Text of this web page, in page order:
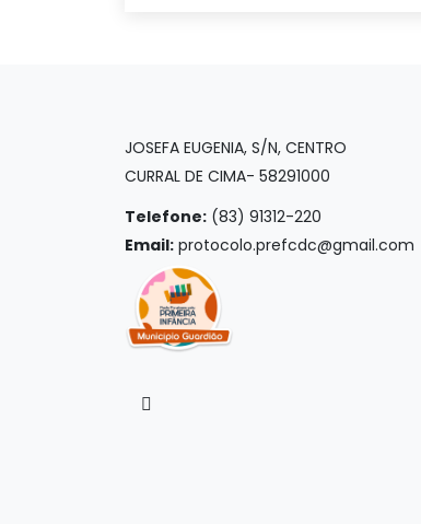
JOSEFA EUGENIA, S/N, CENTRO
CURRAL DE CIMA- 58291000
Telefone: (83) 91312-220
Email: protocolo.prefcdc@gmail.com